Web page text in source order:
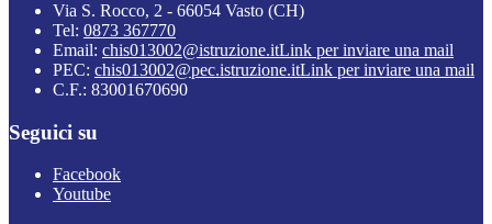
Via S. Rocco, 2 - 66054 Vasto (CH)
Tel: 0873 367770
Email: chis013002@istruzione.itLink per inviare una mail
PEC: chis013002@pec.istruzione.itLink per inviare una mail
C.F.: 83001670690
Seguici su
Facebook
Youtube